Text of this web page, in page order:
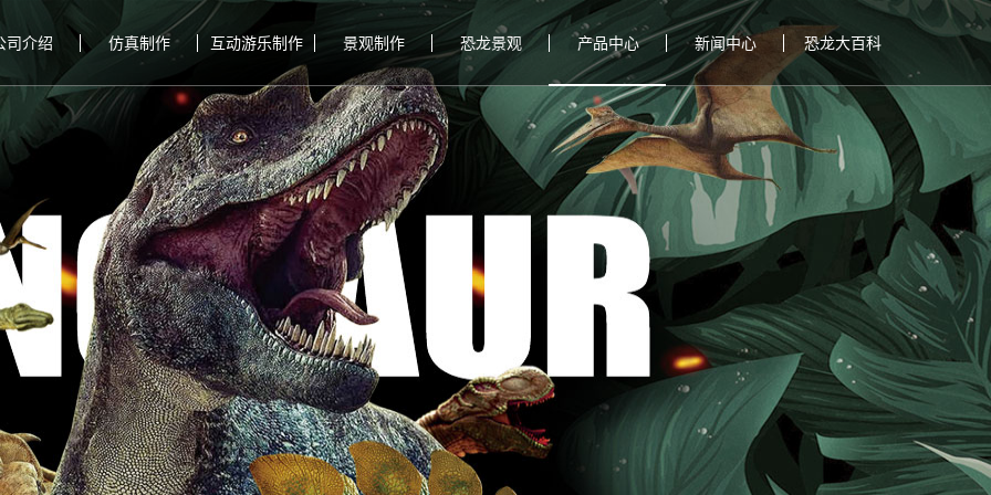
司介绍 仿真制作 互动游乐制作 景观制作 恐龙景观 产品中心 新闻中心 恐龙大百科